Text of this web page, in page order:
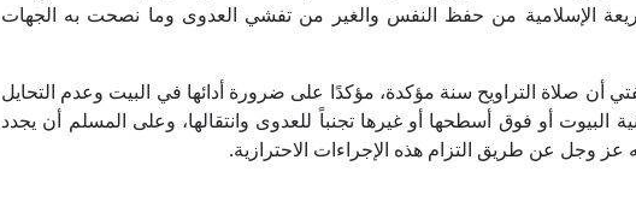
الإسلامية من حفظ النفس والغير من تفشي العدوى وما نصحت به الجهات
أن صلاة التراويح سنة مؤكدة، مؤكدًا على ضرورة أدائها في البيت وعدم التحايل
البيوت أو فوق أسطحها أو غيرها تجنباً للعدوى وانتقالها، وعلى المسلم أن يجدد
عز وجل عن طريق التزام هذه الإجراءات الاحترازية.